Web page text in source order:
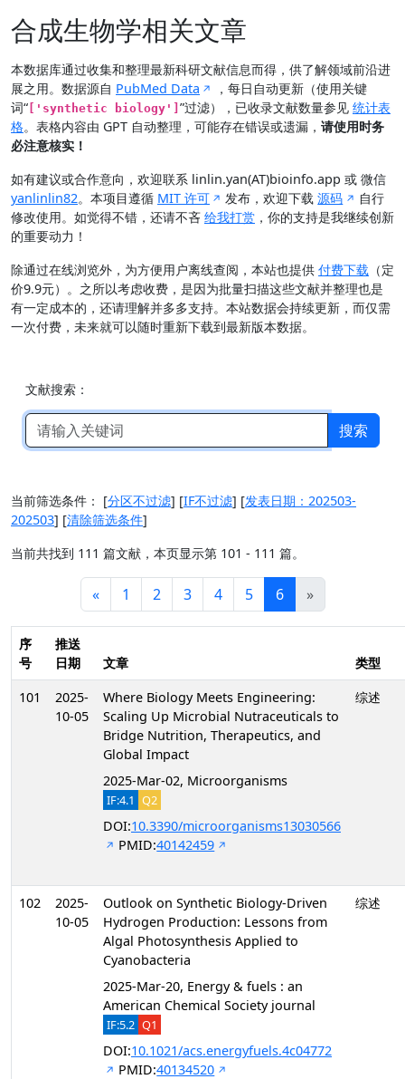
合成生物学相关文章
本数据库通过收集和整理最新科研文献信息而得，供了解领域前沿进
展之用。数据源自 PubMed Data
，每日自动更新（使用关键
词“ ['synthetic biology'] ”过滤），已收录文献数量参见 统计表
格。表格内容由 GPT 自动整理，可能存在错误或遗漏， 请使用时务
必注意核实！
如有建议或合作意向，欢迎联系 linlin.yan(AT)bioinfo.app 或 微信
yanlinlin82。本项目遵循 MIT 许可 发布，欢迎下载源码
自行
修改使用。如觉得不错，还请不吝 给我打赏 ，你的支持是我继续创新
的重要动力！
除通过在线浏览外，为方便用户离线查阅，本站也提供 付费下载 （定
价9.9元）。之所以考虑收费，是因为批量扫描这些文献并整理也是
有一定成本的，还请理解并多多支持。本站数据会持续更新，而仅需
一次付费，未来就可以随时重新下载到最新版本数据。
文献搜索：
搜索
当前筛选条件： [分区不过滤] [IF不过滤] [发表日期：202503-
202503] [清除筛选条件]
当前共找到 111 篇文献，本页显示第 101 - 111 篇。
« 1 2 3 4 5 6 »
序
号
推送
日期
文章
类型
101
2025-
10-05
Where Biology Meets Engineering:
Scaling Up Microbial Nutraceuticals to
Bridge Nutrition, Therapeutics, and
Global Impact
2025-Mar-02, Microorganisms
IF:4.1 Q2
DOI:10.3390/microorganisms13030566
PMID:40142459
综述
102
2025-
10-05
Outlook on Synthetic Biology-Driven
Hydrogen Production: Lessons from
Algal Photosynthesis Applied to
Cyanobacteria
2025-Mar-20, Energy & fuels : an
American Chemical Society journal
IF:5.2 Q1
DOI:10.1021/acs.energyfuels.4c04772
PMID:40134520
综述